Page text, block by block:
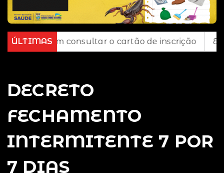
ÚLTIMAS
consultar o cartão de inscrição Estado de
DECRETO
FECHAMENTO
INTERMITENTE 7 POR
7 DIAS